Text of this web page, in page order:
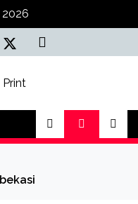
2026
Online